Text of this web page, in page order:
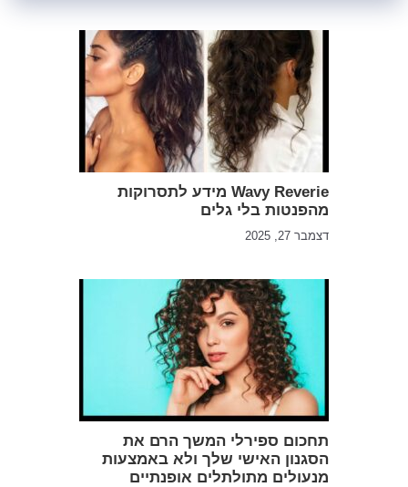
Wavy Reverie מידע לתסרוקות
מהפנטות בלי גלים
דצמבר 27, 2025
תחכום ספירלי המשך הרם את
הסגנון האישי שלך ולא באמצעות
מנעולים מתולתלים אופנתיים